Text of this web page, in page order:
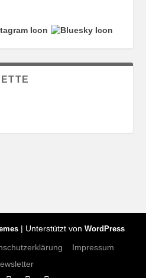
| Unterstützt von WordPress
Impressum